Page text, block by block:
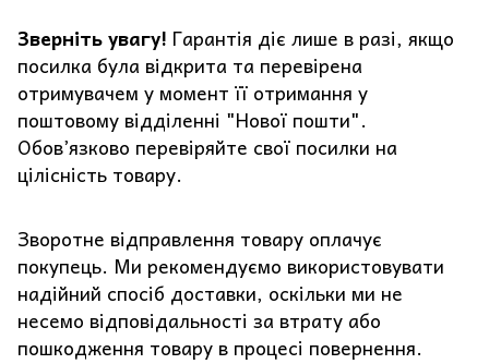
Зверніть увагу! Гарантія діє лише в разі, якщо
посилка була відкрита та перевірена
отримувачем у момент її отримання у
поштовому відділенні "Нової пошти".
Обов’язково перевіряйте свої посилки на
цілісність товару.
Зворотне відправлення товару оплачує
покупець. Ми рекомендуємо використовувати
надійний спосіб доставки, оскільки ми не
несемо відповідальності за втрату або
пошкодження товару в процесі повернення.